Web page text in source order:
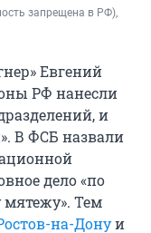
запрещена в РФ),
Евгений
РФ нанесли
и
». В ФСБ назвали
дело «по
Тем
на-Донуи